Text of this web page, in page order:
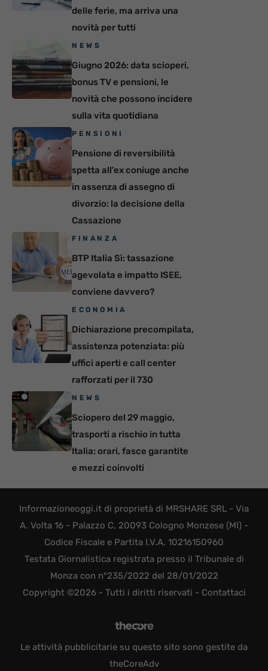
delle ferie, ma arriva una
novità per tutti
NEWS
Giugno 2026: data scioperi,
bonus TV e pensioni, le
novità che possono incidere
sulla vita quotidiana
PENSIONI
Pensione di reversibilità
spetta all’ex coniuge anche
in assenza di assegno di
divorzio: la decisione della
Cassazione
FINANZA
BTP Italia Sì: tassazione
agevolata e impatto ISEE,
conviene davvero?
ECONOMIA
Dichiarazione precompilata,
assistenza potenziata: più
uffici aperti e call center
rafforzati per il 730
NEWS
Sciopero del 29 maggio,
trasporti a rischio in tutta
Italia: orari, fasce garantite
e mezzi coinvolti
Informazioneoggi.it di proprietà di MRSHARE SRL - Via
A. Volta 16 - Palazzo C, 20093 Cologno Monzese (MI) -
Codice Fiscale e Partita I.V.A. 10216150960
Testata Giornalistica registrata presso il Tribunale di
Monza con n°235/2022 del 28/01/2022
Copyright ©2026 - Tutti i diritti riservati - Contattaci
Le attività pubblicitarie su questo sito sono gestite da
theCoreAdv